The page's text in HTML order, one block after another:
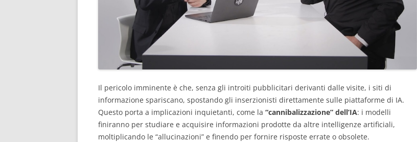
Il pericolo imminente è che, senza gli introiti pubblicitari derivanti dalle visite, i siti di
informazione spariscano, spostando gli inserzionisti direttamente sulle piattaforme di IA.
Questo porta a implicazioni inquietanti, come la “cannibalizzazione” dell’IA: i modelli
finiranno per studiare e acquisire informazioni prodotte da altre intelligenze artificiali,
moltiplicando le “allucinazioni” e finendo per fornire risposte errate o obsolete.